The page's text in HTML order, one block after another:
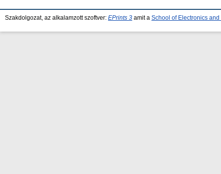
Szakdolgozat, az alkalamzott szoftver: EPrints 3 amit a School of Electronics